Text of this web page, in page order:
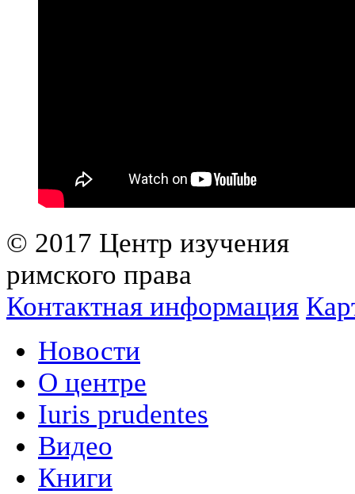
© 2017 Центр изучения
римского права
Контактная информация
Новости
О центре
Iuris prudentes
Видео
Книги